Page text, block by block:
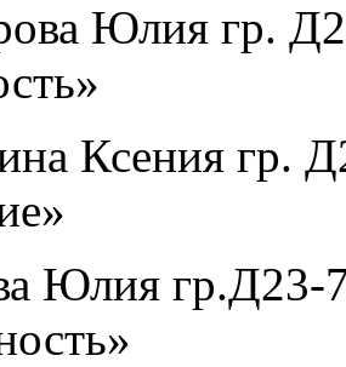
Юлия гр.
Ксения гр.
Юлия